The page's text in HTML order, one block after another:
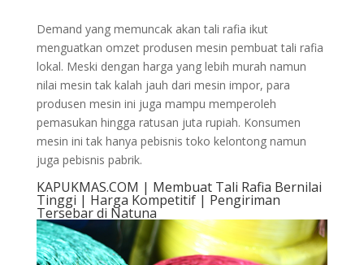
Demand yang memuncak akan tali rafia ikut
menguatkan omzet produsen mesin pembuat tali rafia
lokal. Meski dengan harga yang lebih murah namun
nilai mesin tak kalah jauh dari mesin impor, para
produsen mesin ini juga mampu memperoleh
pemasukan hingga ratusan juta rupiah. Konsumen
mesin ini tak hanya pebisnis toko kelontong namun
juga pebisnis pabrik.
KAPUKMAS.COM | Membuat Tali Rafia Bernilai
Tinggi | Harga Kompetitif | Pengiriman
Tersebar di Natuna